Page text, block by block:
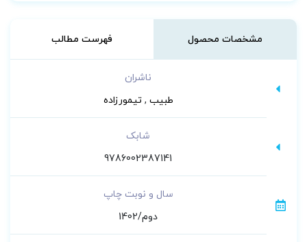
مشخصات محصول فهرست مطالب
ناشران
طبیب ,تیمورزاده
شابک
9786002387141
سال و نوبت چاپ
دوم/1402